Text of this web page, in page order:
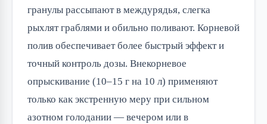
гранулы рассыпают в междурядья, слегка
рыхлят граблями и обильно поливают. Корневой
полив обеспечивает более быстрый эффект и
точный контроль дозы. Внекорневое
опрыскивание (10–15 г на 10 л) применяют
только как экстренную меру при сильном
азотном голодании — вечером или в